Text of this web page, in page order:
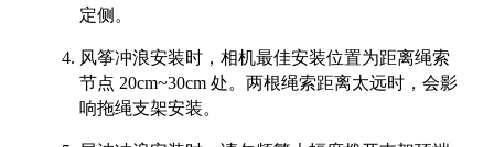
定侧。
风筝冲浪安装时，相机最佳安装位置为距离绳索
节点 20cm~30cm 处。两根绳索距离太远时，会影
响拖绳支架安装。